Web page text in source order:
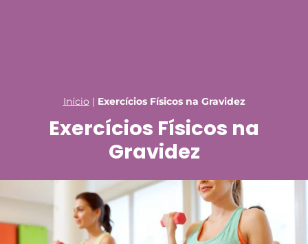
Início | Exercícios Físicos na Gravidez
Exercícios Físicos na
Gravidez